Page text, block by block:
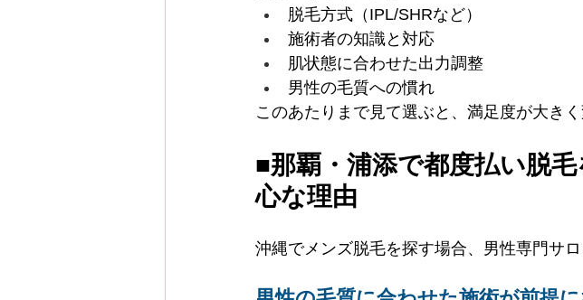
脱毛方式（IPL/SHRなど）
施術者の知識と対応
肌状態に合わせた出力調整
男性の毛質への慣れ
このあたりまで見て選ぶと、満足度が大きく
■那覇・浦添で都度払い脱
心な理由
沖縄でメンズ脱毛を探す場合、男性専門サ